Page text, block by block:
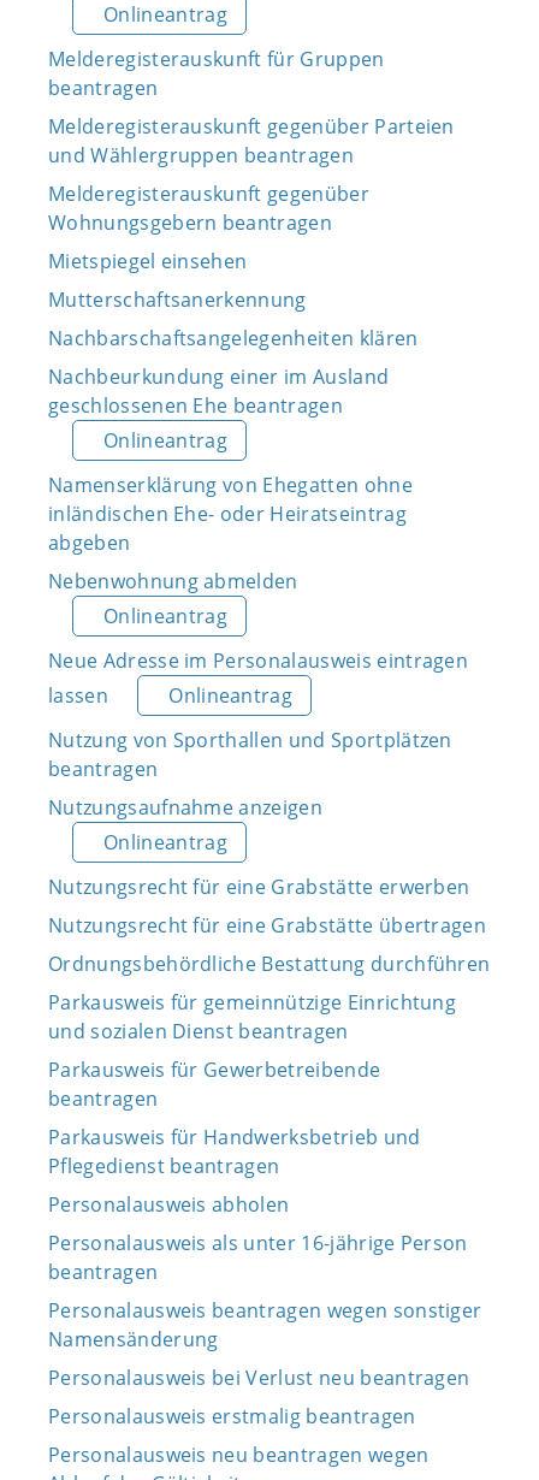
Onlineantrag
Melderegisterauskunft für Gruppen
beantragen
Melderegisterauskunft gegenüber Parteien
und Wählergruppen beantragen
Melderegisterauskunft gegenüber
Wohnungsgebern beantragen
Mietspiegel einsehen
Mutterschaftsanerkennung
Nachbarschaftsangelegenheiten klären
Nachbeurkundung einer im Ausland
geschlossenen Ehe beantragen
Onlineantrag
Namenserklärung von Ehegatten ohne
inländischen Ehe- oder Heiratseintrag
abgeben
Nebenwohnung abmelden
Onlineantrag
Neue Adresse im Personalausweis eintragen
lassen
Onlineantrag
Nutzung von Sporthallen und Sportplätzen
beantragen
Nutzungsaufnahme anzeigen
Onlineantrag
Nutzungsrecht für eine Grabstätte erwerben
Nutzungsrecht für eine Grabstätte übertragen
Ordnungsbehördliche Bestattung durchführen
Parkausweis für gemeinnützige Einrichtung
und sozialen Dienst beantragen
Parkausweis für Gewerbetreibende
beantragen
Parkausweis für Handwerksbetrieb und
Pflegedienst beantragen
Personalausweis abholen
Personalausweis als unter 16-jährige Person
beantragen
Personalausweis beantragen wegen sonstiger
Namensänderung
Personalausweis bei Verlust neu beantragen
Personalausweis erstmalig beantragen
Personalausweis neu beantragen wegen